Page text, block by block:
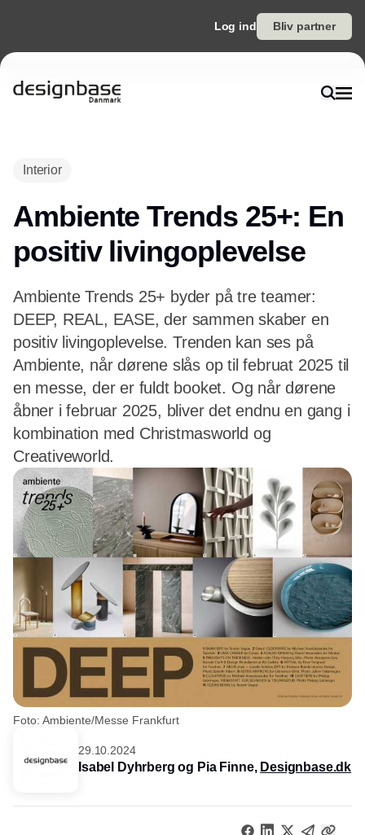
Log ind Bliv partner
Interior
Ambiente Trends 25+: En
positiv livingoplevelse
Ambiente Trends 25+ byder på tre teamer:
DEEP, REAL, EASE, der sammen skaber en
positiv livingoplevelse. Trenden kan ses på
Ambiente, når dørene slås op til februat 2025 til
en messe, der er fuldt booket. Og når dørene
åbner i februar 2025, bliver det endnu en gang i
kombination med Christmasworld og
Creativeworld.
Foto: Ambiente/Messe Frankfurt
29.10.2024
Isabel Dyhrberg og Pia Finne, Designbase.dk